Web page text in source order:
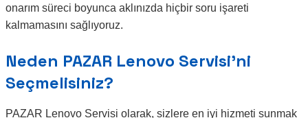
onarım süreci boyunca aklınızda hiçbir soru işareti
kalmamasını sağlıyoruz.
Neden PAZAR Lenovo Servisi’ni
Seçmelisiniz?
PAZAR Lenovo Servisi olarak, sizlere en iyi hizmeti sunmak